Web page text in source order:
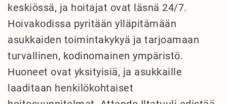
keskiössä, ja hoitajat ovat läsnä 24/7.
Hoivakodissa pyritään ylläpitämään
asukkaiden toimintakykyä ja tarjoamaan
turvallinen, kodinomainen ympäristö.
Huoneet ovat yksityisiä, ja asukkaille
laaditaan henkilökohtaiset